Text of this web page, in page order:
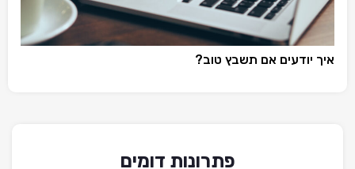
איך יודעים אם תשבץ טוב?
פתרונות דומים